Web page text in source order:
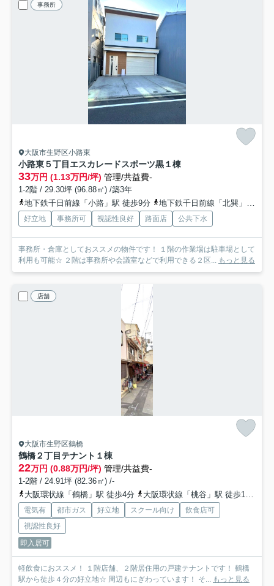
事務所
大阪市生野区小路東
小路東５丁目エスカレードスポーツ黒１棟
33万円 (1.13万円/坪) 管理/共益費-
1-2階 / 29.30坪 (96.88㎡) /築3年
地下鉄千日前線「小路」駅 徒歩9分
地下鉄千日前線「北巽」駅 徒歩12分
好立地 事務所可 視認性良好 路面店 公共下水
事務所・倉庫としておススメの物件です！ １階の作業場は駐車場として
利用も可能☆ ２階は事務所や会議室などで利用できる２区...
もっと見る
店舗
大阪市生野区鶴橋
鶴橋２丁目テナント １棟
22万円 (0.88万円/坪) 管理/共益費-
1-2階 / 24.91坪 (82.36㎡) /-
大阪環状線「鶴橋」駅 徒歩4分
大阪環状線「桃谷」駅 徒歩13分
電気有 都市ガス 好立地 スクール向け
飲食店可
視認性良好
即入居可
軽飲食におススメ！ １階店舗、２階居住用の戸建テナントです！ 鶴橋
駅から徒歩４分の好立地☆ 周辺もにぎわっています！ そ...
もっと見る